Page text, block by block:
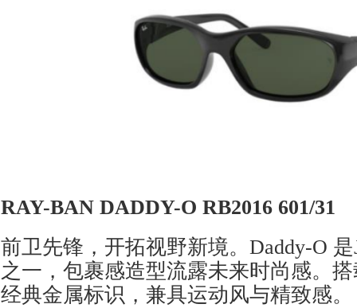
RAY-BAN DADDY-O RB2016 601/31
前卫先锋，开拓视野新境。Daddy-O
之一，包裹感造型流露未来时尚感。
经典金属标识，兼具运动风与精致感。